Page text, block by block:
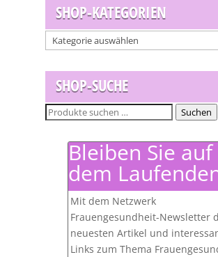
SHOP-KATEGORIEN
SHOP-SUCHE
Suchen
Suchen
Bleiben Sie auf
dem
Mit dem Netzwerk
Frauengesundheit-Newsletter
neuesten Artikel und
Links zum Thema